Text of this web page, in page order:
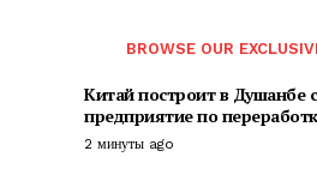
BROWSE OUR
Китай построит в Душанбе
предприятие по
2 минуты ago